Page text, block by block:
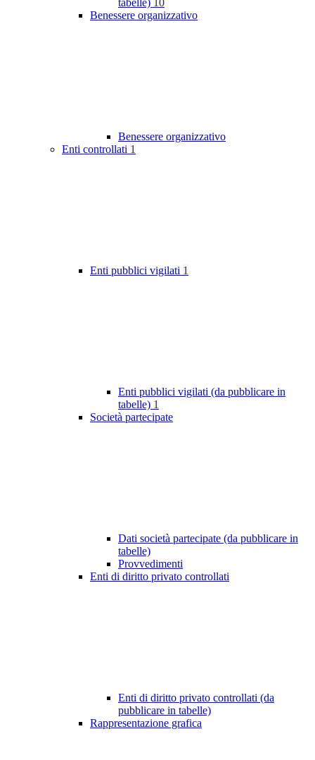
tabelle)
10
Benessere organizzativo
Benessere organizzativo
Enti controllati 1
Enti pubblici vigilati 1
Enti pubblici vigilati (da pubblicare in
tabelle) 1
Società partecipate
Dati società partecipate (da pubblicare in
tabelle)
Provvedimenti
Enti di diritto privato controllati
Enti di diritto privato controllati (da
pubblicare in tabelle)
Rappresentazione grafica